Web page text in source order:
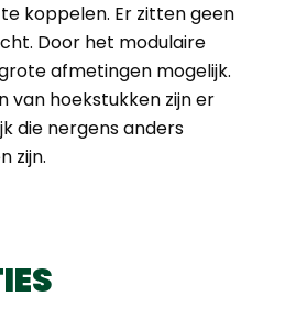
koppelen. Er zitten geen
Door het modulaire
afmetingen mogelijk.
van hoekstukken zijn er
die nergens anders
zijn.